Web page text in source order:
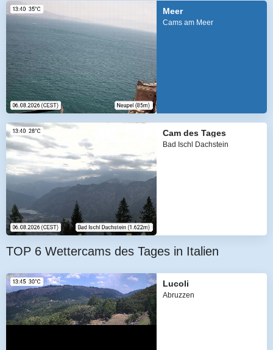
Meer
Cams am Meer
Cam des Tages
Bad Ischl Dachstein
TOP 6 Wettercams des Tages in Italien
Lucoli
Abruzzen